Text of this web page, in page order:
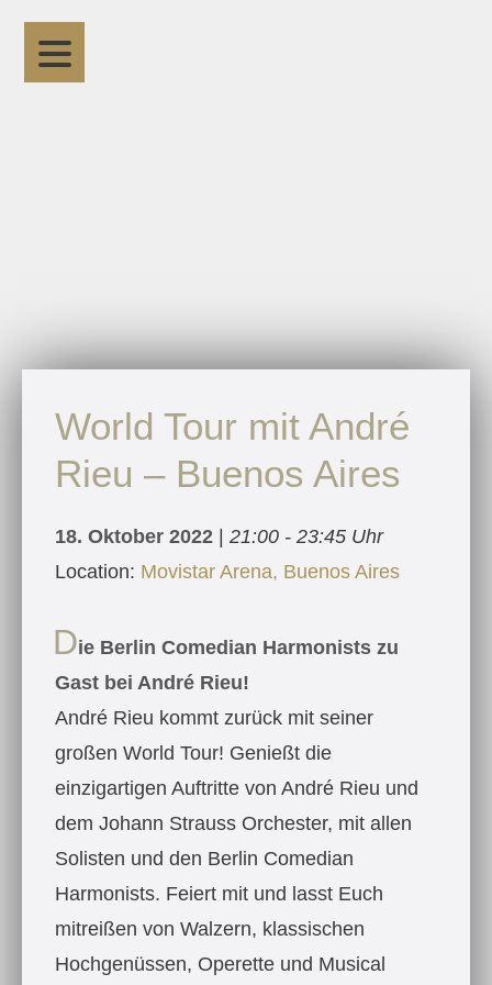
World Tour mit André
Rieu – Buenos Aires
18. Oktober 2022
21:00 - 23:45 Uhr
Location: Movistar Arena, Buenos Aires
Die Berlin Comedian Harmonists zu
Gast bei André Rieu!
André Rieu kommt zurück mit seiner
großen World Tour! Genießt die
einzigartigen Auftritte von André Rieu und
dem Johann Strauss Orchester, mit allen
Solisten und den Berlin Comedian
Harmonists. Feiert mit und lasst Euch
mitreißen von Walzern, klassischen
Hochgenüssen, Operette und Musical